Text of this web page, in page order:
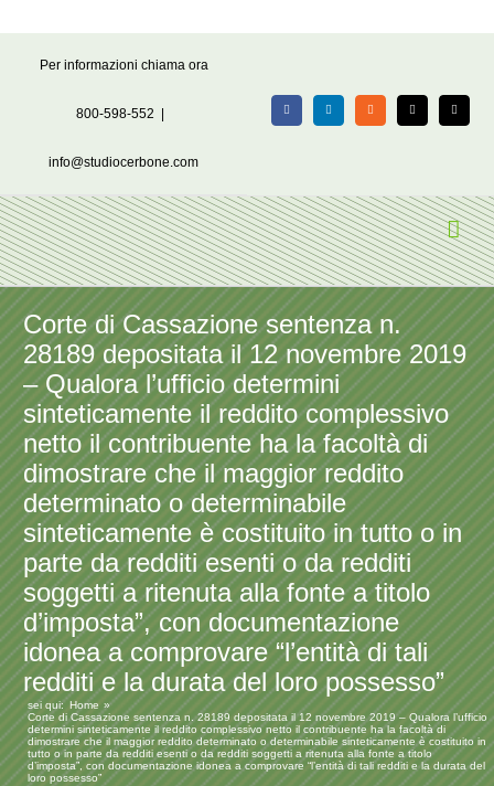
Per informazioni chiama ora
800-598-552
info@studiocerbone.com
FacebookLinkedIn Rss X Email
Corte di Cassazione sentenza n.
28189 depositata il 12 novembre 2019
– Qualora l’ufficio determini
sinteticamente il reddito complessivo
netto il contribuente ha la facoltà di
dimostrare che il maggior reddito
determinato o determinabile
sinteticamente è costituito in tutto o in
parte da redditi esenti o da redditi
soggetti a ritenuta alla fonte a titolo
d’imposta”, con documentazione
idonea a comprovare “l’entità di tali
redditi e la durata del loro possesso”
sei qui: Home
Corte di Cassazione sentenza n. 28189 depositata il 12 novembre 2019 – Qualora l’ufficio
determini sinteticamente il reddito complessivo netto il contribuente ha la facoltà di
dimostrare che il maggior reddito determinato o determinabile sinteticamente è costituito in
tutto o in parte da redditi esenti o da redditi soggetti a ritenuta alla fonte a titolo
d’imposta”, con documentazione idonea a comprovare “l’entità di tali redditi e la durata del
loro possesso”